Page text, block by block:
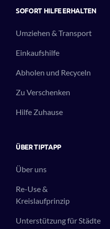
SOFORT HILFE ERHALTEN
Umziehen & Transport
Einkaufshilfe
Abholen und Recyceln
Zu Verschenken
Hilfe Zuhause
ÜBER TIPTAPP
Über uns
Re-Use &
Kreislaufprinzip
Unterstützung für Städte